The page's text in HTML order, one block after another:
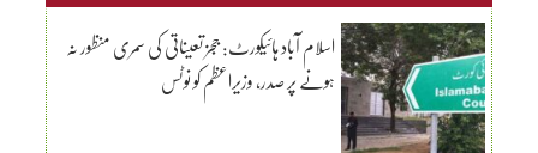
اسلام آباد ہائیکورٹ: ججز تعیناتی کی سمری منظور نہ
ہونے پر صدر، وزیراعظم کو نوٹس